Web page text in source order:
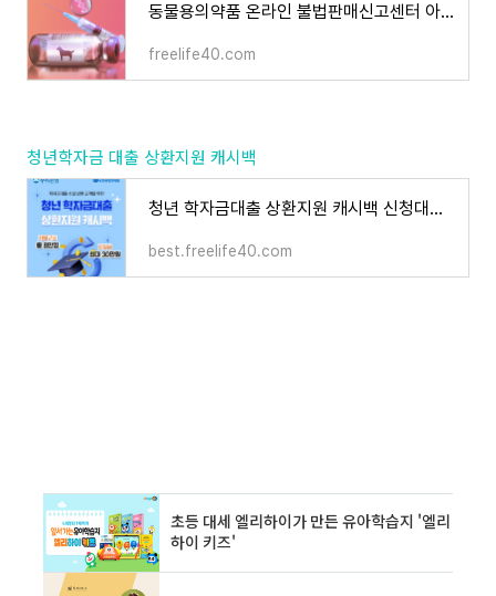
동물용의약품 온라인 불법판매신고센터 아지(AZ)트 정리
freelife40.com
청년학자금 대출 상환지원 캐시백
청년 학자금대출 상환지원 캐시백 신청대상 및 신청기간 정리
best.freelife40.com